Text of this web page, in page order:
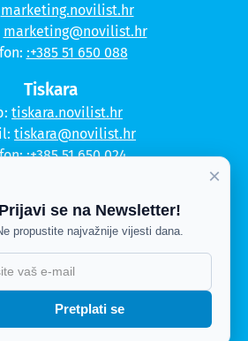
marketing.novilist.hr
marketing@novilist.hr
:+385 51 650 088
Tiskara
tiskara.novilist.hr
tiskara@novilist.hr
:+385 51 650 024
Kontakt
privatnosti
kolačića
pristup informacijama
Impressum
×
Prijavi se na Newsletter!
propustite najvažnije vijesti dana.
Pretplati se